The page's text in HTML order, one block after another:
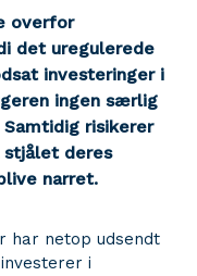
overfor
det uregulerede
investeringer i
ingen særlig
risikerer
stjålet deres
narret.
har netop udsendt
i